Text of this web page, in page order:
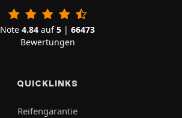
Note 4.84 auf5 | 66473
Bewertungen
QUICKLINKS
Reifengarantie